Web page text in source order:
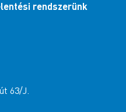
rendszerünk
63/J.